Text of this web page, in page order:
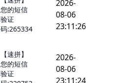
您的短信
验证
码:265334
2026-
08-06
23:11:26
【速拼】
您的短信
验证
2026-
08-06
23:11:24